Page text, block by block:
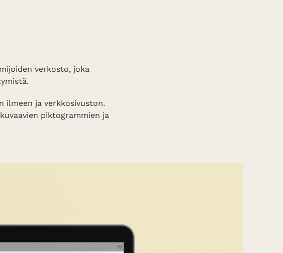
verkosto, joka
ilmeen ja verkkosivuston.
piktogrammien ja